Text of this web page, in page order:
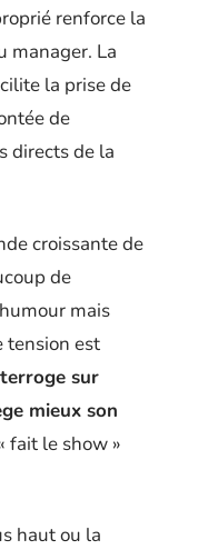
renforce la
manager. La
la prise de
de
directs de la
croissante de
de
mais
tension est
sur
mieux son
fait le show »
haut ou la